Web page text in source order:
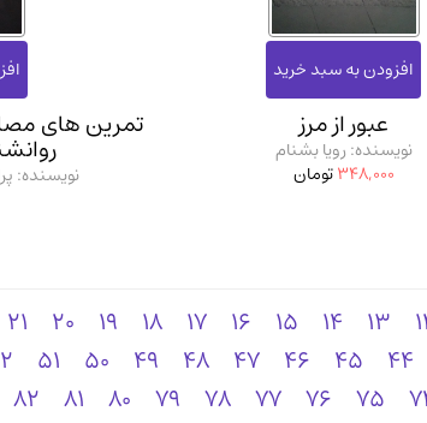
عبور از مرز
نویسنده: رویا بشنام
348,000تومان
تمرین‌ های
نویسنده:
13
14
15
16
17
18
19
20
21
44
45
46
47
48
49
50
51
75
76
77
78
79
80
81
82